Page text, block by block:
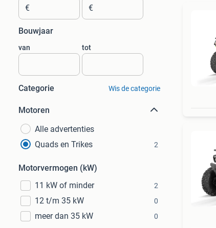
€ €
Bouwjaar
van tot
Categorie Wis de categorie
Motoren
Alle advertenties
Quads en Trikes
2
Motorvermogen (kW)
11 kW of minder
2
12 t/m 35 kW 0
meer dan 35 kW 0